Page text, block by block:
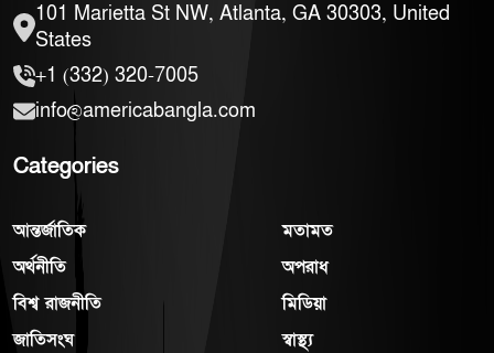
101 Marietta St NW, Atlanta, GA 30303, United
States
+1 (332) 320-7005
info@americabangla.com
Categories
আন্তর্জাতিক
অর্থনীতি
বিশ্ব রাজনীতি
জাতিসংঘ
মতামত
অপরাধ
মিডিয়া
স্বাস্থ্য